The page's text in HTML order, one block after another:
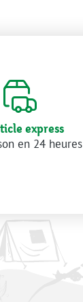
express
en 24 heures